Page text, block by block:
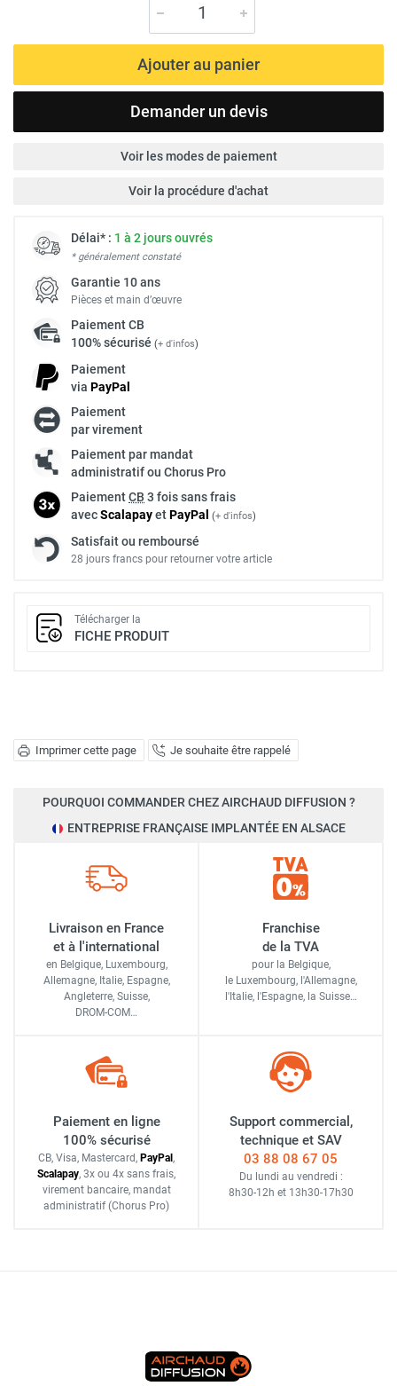
Imprimer cette page Je souhaite être rappelé
Ajouter au panier
Demander un devis
Voir les modes de paiement
Voir la procédure d'achat
Délai* : 1 à 2 jours ouvrés
* généralement constaté
Garantie 10 ans
Pièces et main d’œuvre
PaiementCB
100% sécurisé (+ d'infos)
Paiement
via PayPal
Paiement
par virement
Paiement par mandat
administratif ou Chorus Pro
PaiementCB 3 fois sans frais
avecScalapayetPayPal (+ d'infos)
Satisfait ou remboursé
28 jours francs pour retourner votre article
Télécharger la
FICHE PRODUIT
POURQUOI COMMANDER CHEZ AIRCHAUD DIFFUSION ?
ENTREPRISE FRANÇAISE IMPLANTÉE EN ALSACE
Livraison en France
et à l'international
en Belgique, Luxembourg,
Allemagne, Italie, Espagne,
Angleterre, Suisse,
DROM-COM…
Franchise
de la TVA
pour la Belgique,
le Luxembourg, l'Allemagne,
l'Italie, l'Espagne, la Suisse…
Paiement en ligne
100% sécurisé
CB, Visa, Mastercard, PayPal ,
Scalapay, 3x ou 4x sans frais,
virement bancaire, mandat
administratif (Chorus Pro)
Support commercial,
technique et SAV
03 88 08 67 05
Du lundi au vendredi :
8h30-12h et 13h30-17h30